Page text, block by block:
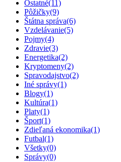
Ostatné(11)
Pôžičky(9)
Štátna správa(6)
Vzdelávanie(5)
Pojmy(4)
Zdravie(3)
Energetika(2)
Kryptomeny(2)
Spravodajstvo(2)
Iné správy(1)
Blogy(1)
Kultúra(1)
Platy(1)
Šport(1)
Zdieľaná ekonomika(1)
Futbal(1)
Všetky(0)
Správy(0)